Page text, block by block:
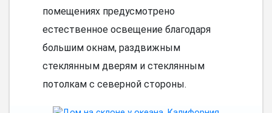
помещениях предусмотрено
естественное освещение благодаря
большим окнам, раздвижным
стеклянным дверям и стеклянным
потолкам с северной стороны.